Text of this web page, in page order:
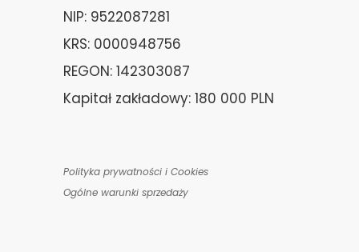
NIP: 9522087281
KRS: 0000948756
REGON: 142303087
Kapitał zakładowy: 180 000 PLN
Polityka prywatności i Cookies
Ogólne warunki sprzedaży